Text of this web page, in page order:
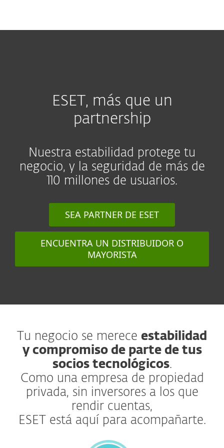
ESET, más que un
partnership
Nuestra estabilidad protege tu
negocio, y la seguridad de más de
110 millones de usuarios.
SEA PARTNER DE ESET
ENCUENTRA UN DISTRIBUIDOR O
MAYORISTA
Tu negocio se merece estabilidad
y compromiso de parte de tus
socios tecnológicos.
Como una empresa de propiedad
privada, sin inversores a los que
rendir cuentas,
ESET está aquí para acompañarte.